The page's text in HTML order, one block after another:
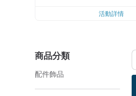
活動詳情
商品分類
配件飾品